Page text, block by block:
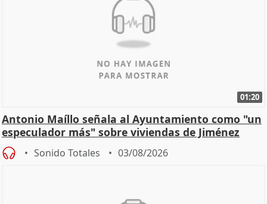
01:20
Antonio Maíllo señala al Ayuntamiento como "un
especulador más" sobre viviendas de Jiménez
Becerril
Sonido Totales 03/08/2026